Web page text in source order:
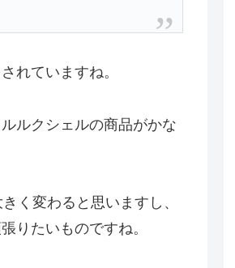
れていますね。
ルクシェルの商品がかな
く変わると思いますし、
りたいものですね。